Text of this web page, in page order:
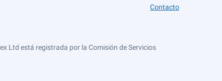
Contacto
Ltd está registrada por la Comisión de Servicios